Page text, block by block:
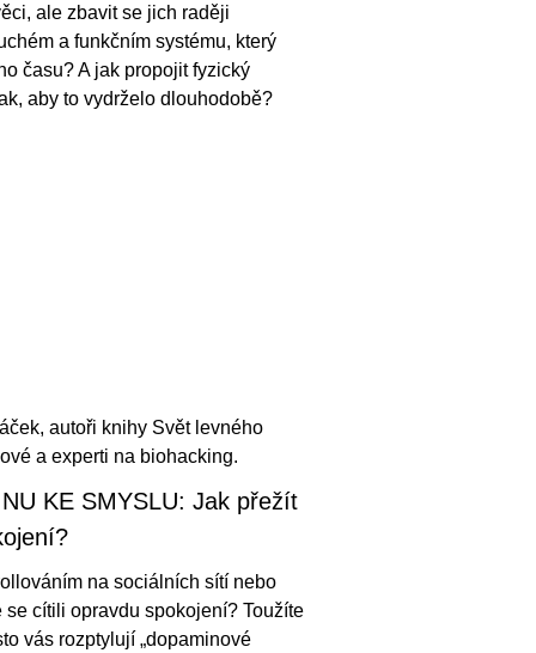
ale zbavit se jich raději
a funkčním systému, který
času? A jak propojit fyzický
aby to vydrželo dlouhodobě?
autoři knihy Svět levného
a experti na biohacking.
KE SMYSLU: Jak přežít
na sociálních sítí nebo
cítili opravdu spokojení? Toužíte
vás rozptylují „dopaminové